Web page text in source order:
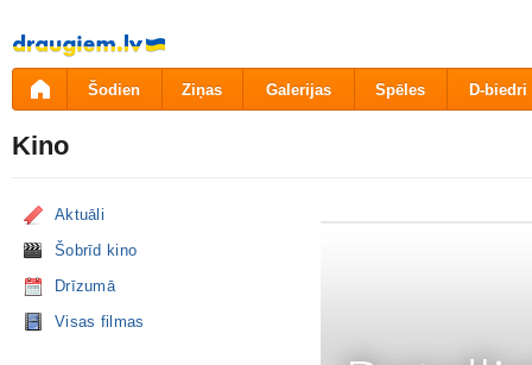
Pāriet
uz
saturu
Šodien Ziņas Galerijas Spēles D-biedri
Kino
Aktuāli
Šobrīd kino
Drīzumā
Visas filmas